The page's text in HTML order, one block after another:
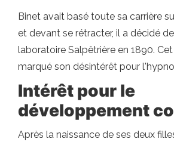
Binet avait basé toute sa carrière
et devant se rétracter, il a décidé
laboratoire Salpêtrière en 1890.
marqué son désintérêt pour
Intérêt pour le
développement
Après la naissance de ses deux